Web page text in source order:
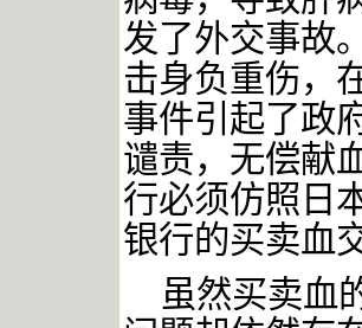
发了外交事故
击身负重伤，
事件引起了政
谴责，无偿献
行必须仿照日
银行的买卖血
虽然买卖血